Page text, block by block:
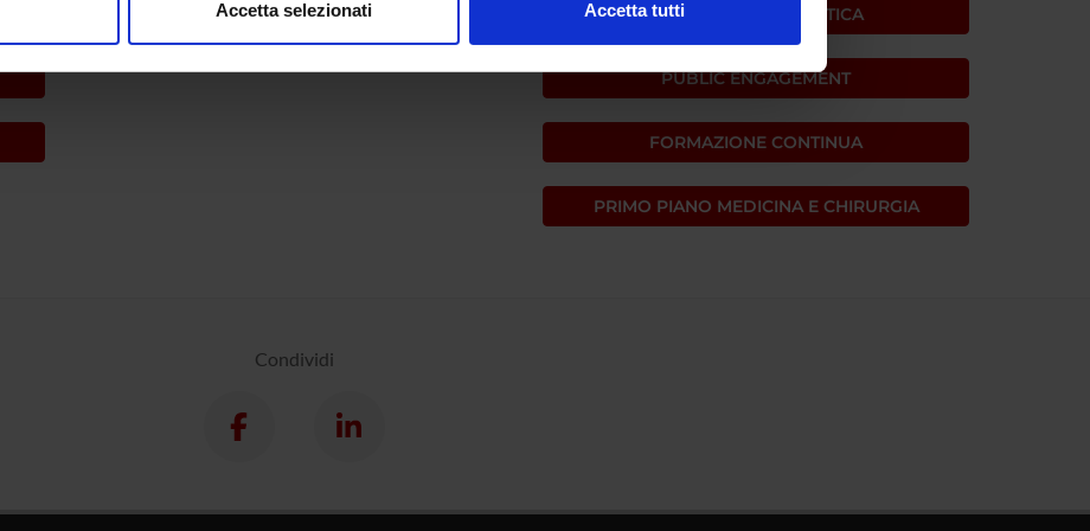
e social media, i quali potrebbero combinarle con altre informazioni che hai fornito loro o
dei loro servizi.
Accetta selezionati Accetta tuttiPRIMO PIANO DIDATTICA
PUBLIC ENGAGEMENT
FORMAZIONE CONTINUA
PRIMO PIANO MEDICINA E CHIRURGIA
Condividi